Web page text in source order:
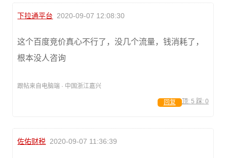
下拉通平台 2020-09-07 12:08:30
这个百度竞价真心不行了，没几个流量，钱消耗了，
根本没人咨询
跟帖来自电脑端 · 中国浙江嘉兴
顶: 5 踩: 0
回复
佐佑财税 2020-09-07 11:36:39